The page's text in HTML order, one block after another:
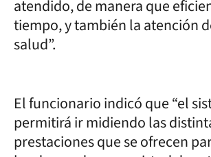
atendido, de manera que
tiempo, y también la atención
salud”.
El funcionario indicó que “el
permitirá ir midiendo las
prestaciones que se ofrecen